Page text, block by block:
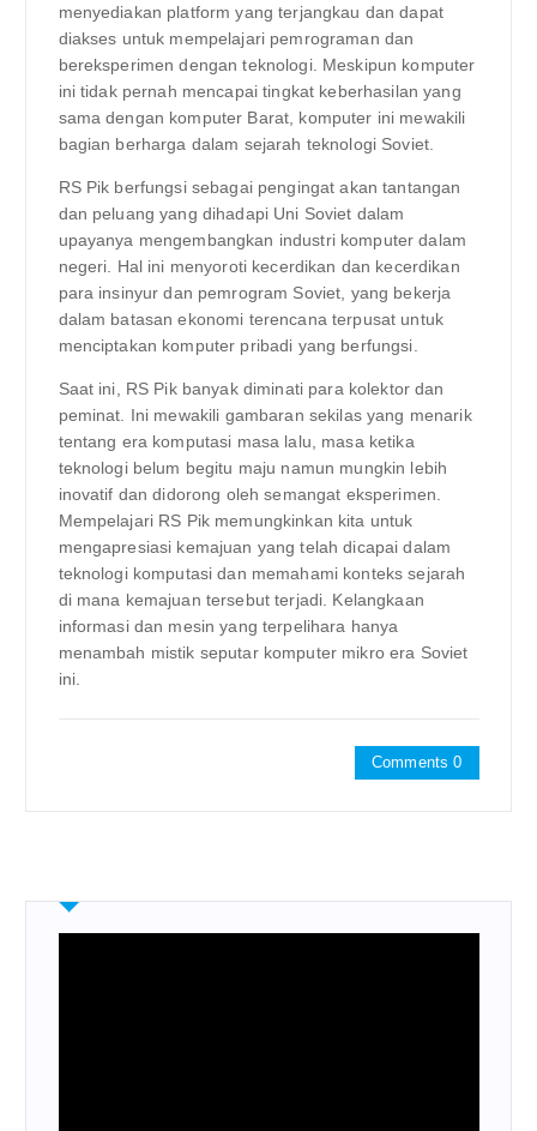
menyediakan platform yang terjangkau dan dapat
diakses untuk mempelajari pemrograman dan
bereksperimen dengan teknologi. Meskipun komputer
ini tidak pernah mencapai tingkat keberhasilan yang
sama dengan komputer Barat, komputer ini mewakili
bagian berharga dalam sejarah teknologi Soviet.
RS Pik berfungsi sebagai pengingat akan tantangan
dan peluang yang dihadapi Uni Soviet dalam
upayanya mengembangkan industri komputer dalam
negeri. Hal ini menyoroti kecerdikan dan kecerdikan
para insinyur dan pemrogram Soviet, yang bekerja
dalam batasan ekonomi terencana terpusat untuk
menciptakan komputer pribadi yang berfungsi.
Saat ini, RS Pik banyak diminati para kolektor dan
peminat. Ini mewakili gambaran sekilas yang menarik
tentang era komputasi masa lalu, masa ketika
teknologi belum begitu maju namun mungkin lebih
inovatif dan didorong oleh semangat eksperimen.
Mempelajari RS Pik memungkinkan kita untuk
mengapresiasi kemajuan yang telah dicapai dalam
teknologi komputasi dan memahami konteks sejarah
di mana kemajuan tersebut terjadi. Kelangkaan
informasi dan mesin yang terpelihara hanya
menambah mistik seputar komputer mikro era Soviet
ini.
Comments 0